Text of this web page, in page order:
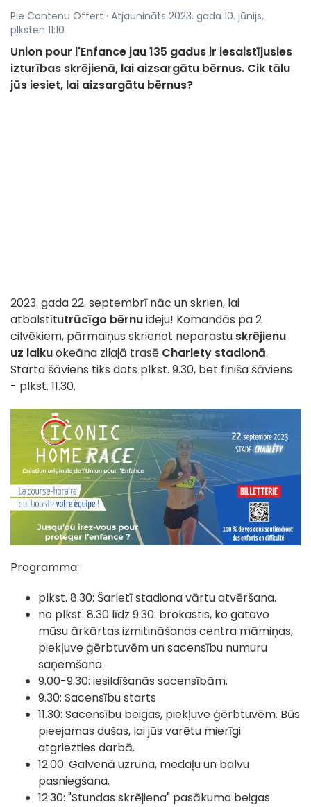
Pie Contenu Offert · Atjaunināts 2023. gada 10. jūnijs,
plksten 11:10
Union pour l'Enfance jau 135 gadus ir iesaistījusies
izturības skrējienā, lai aizsargātu bērnus. Cik tālu
jūs iesiet, lai aizsargātu bērnus?
2023. gada 22. septembrī nāc un skrien, lai
atbalstītutrūcīgo bērnuideju! Komandās pa 2
cilvēkiem, pārmaiņus skrienot neparastu skrējienu
uz laikuokeāna zilajā trasē Charlety stadionā.
Starta šāviens tiks dots plkst. 9.30, bet finiša šāviens
- plkst. 11.30.
Programma:
plkst. 8.30: Šarletī stadiona vārtu atvēršana.
no plkst. 8.30 līdz 9.30: brokastis, ko gatavo
mūsu ārkārtas izmitināšanas centra māmiņas,
piekļuve ģērbtuvēm un sacensību numuru
saņemšana.
9.00-9.30: iesildīšanās sacensībām.
9.30: Sacensību starts
11.30: Sacensību beigas, piekļuve ģērbtuvēm. Būs
pieejamas dušas, lai jūs varētu mierīgi
atgriezties darbā.
12.00: Galvenā uzruna, medaļu un balvu
pasniegšana.
12:30: "Stundas skrējiena" pasākuma beigas.